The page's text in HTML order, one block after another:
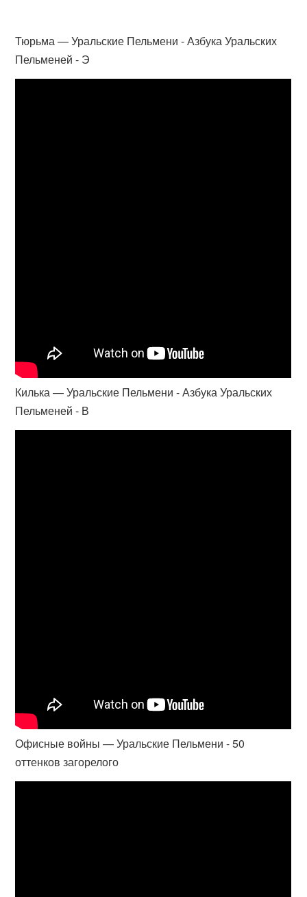
Тюрьма — Уральские Пельмени - Азбука Уральских
Пельменей - Э
Килька — Уральские Пельмени - Азбука Уральских
Пельменей - В
Офисные войны — Уральские Пельмени - 50
оттенков загорелого